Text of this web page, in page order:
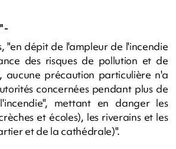
-
"en dépit de l'ampleur de l'incendie
des risques de pollution et de
aucune précaution particulière n'a
concernées pendant plus de
mettant en danger les
et écoles), les riverains et les
et de la cathédrale)".